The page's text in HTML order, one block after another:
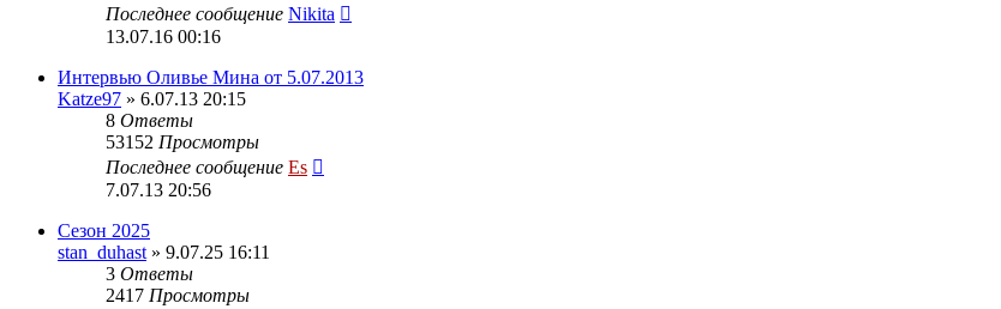
Последнее сообщение Nikita
13.07.16 00:16
Интервью Оливье Мина от 5.07.2013
Katze97 » 6.07.13 20:15
8 Ответы
53152 Просмотры
Последнее сообщение Es
7.07.13 20:56
Сезон 2025
stan_duhast » 9.07.25 16:11
3 Ответы
2417 Просмотры